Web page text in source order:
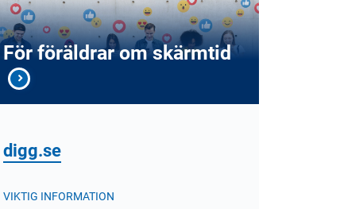
För föräldrar om skärmtid
digg.se
VIKTIG INFORMATION